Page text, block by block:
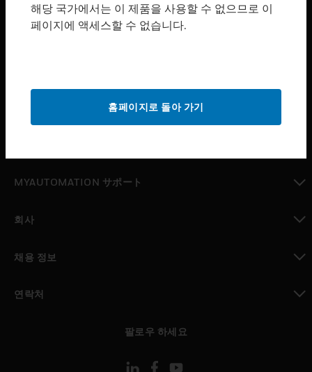
toggle view
서비스
MYAUTOMATION サポート
회사
채용 정보
연락처
팔로우 하세요
해당 국가에서는 이 제품을 사용할 수 없으므로 이
페이지에 액세스할 수 없습니다.
홈페이지로 돌아 가기